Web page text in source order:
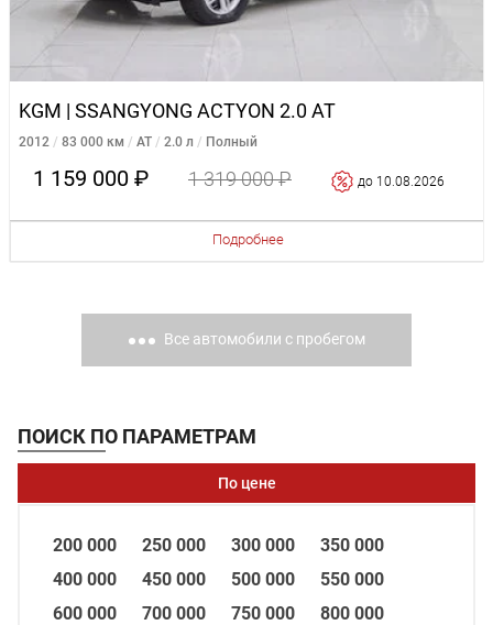
KGM | SSANGYONG ACTYON 2.0 AT
2012 83 000 км AT 2.0 л Полный
1 159 000 ₽ 1 319 000 ₽ до 10.08.2026
Подробнее
Все автомобили с пробегом
ПОИСК ПО ПАРАМЕТРАМ
По цене
200 000 250 000 300 000
350 000
400 000
450 000 500 000
550 000
600 000
700 000 750 000
800 000